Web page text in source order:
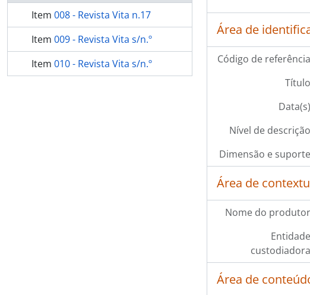
Item 008 - Revista Vita n.17
Item 009 - Revista Vita s/n.º
Item 010 - Revista Vita s/n.º
Área de
Código de referência
Título
Data(s)
Nível de descrição
Dimensão e suporte
Área de
Nome do produtor
Entidade
custodiadora
Área de